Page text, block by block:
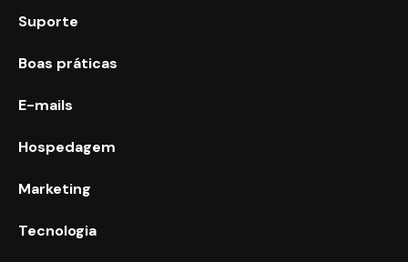
Suporte
Boas práticas
E-mails
Hospedagem
Marketing
Tecnologia